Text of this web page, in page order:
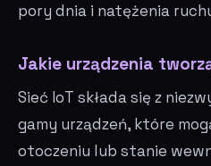
pory dnia i natężenia
Jakie urządzenia
Sieć IoT składa się z
gamy urządzeń, które
otoczeniu lub stanie